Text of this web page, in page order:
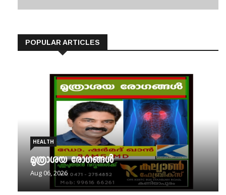
POPULAR ARTICLES
HEALTH
മൂത്രാശയ രോഗങ്ങൾ
Aug 06, 2026